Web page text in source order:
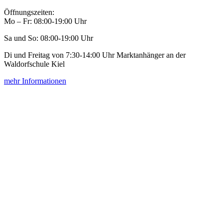
Öffnungszeiten:
Mo – Fr: 08:00-19:00 Uhr
Sa und So: 08:00-19:00 Uhr
Di und Freitag von 7:30-14:00 Uhr Marktanhänger an der
Waldorfschule Kiel
mehr Informationen